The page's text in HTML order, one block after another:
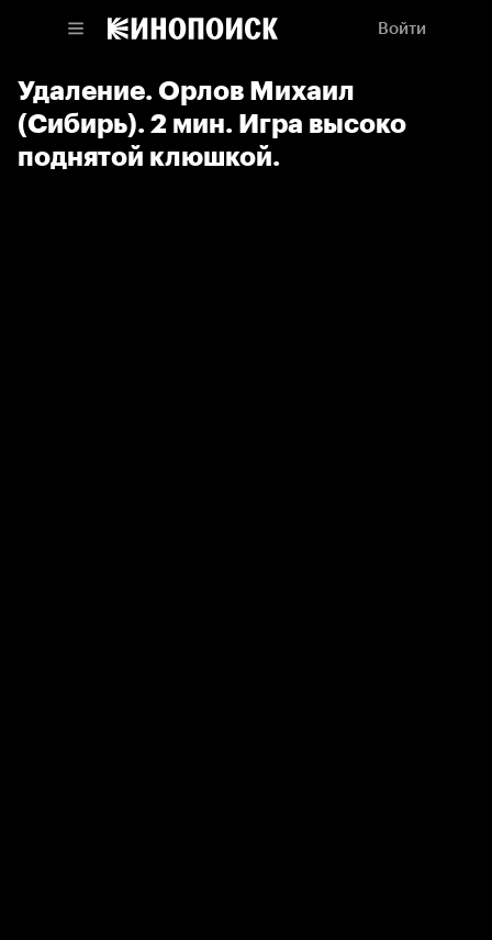
Войти
Удаление. Орлов Михаил
(Сибирь). 2 мин. Игра высоко
поднятой клюшкой.